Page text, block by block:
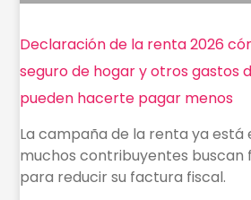
Declaración de la renta 2026
seguro de hogar y otros gastos
pueden hacerte pagar menos
La campaña de la renta ya está
muchos contribuyentes buscan
para reducir su factura fiscal.